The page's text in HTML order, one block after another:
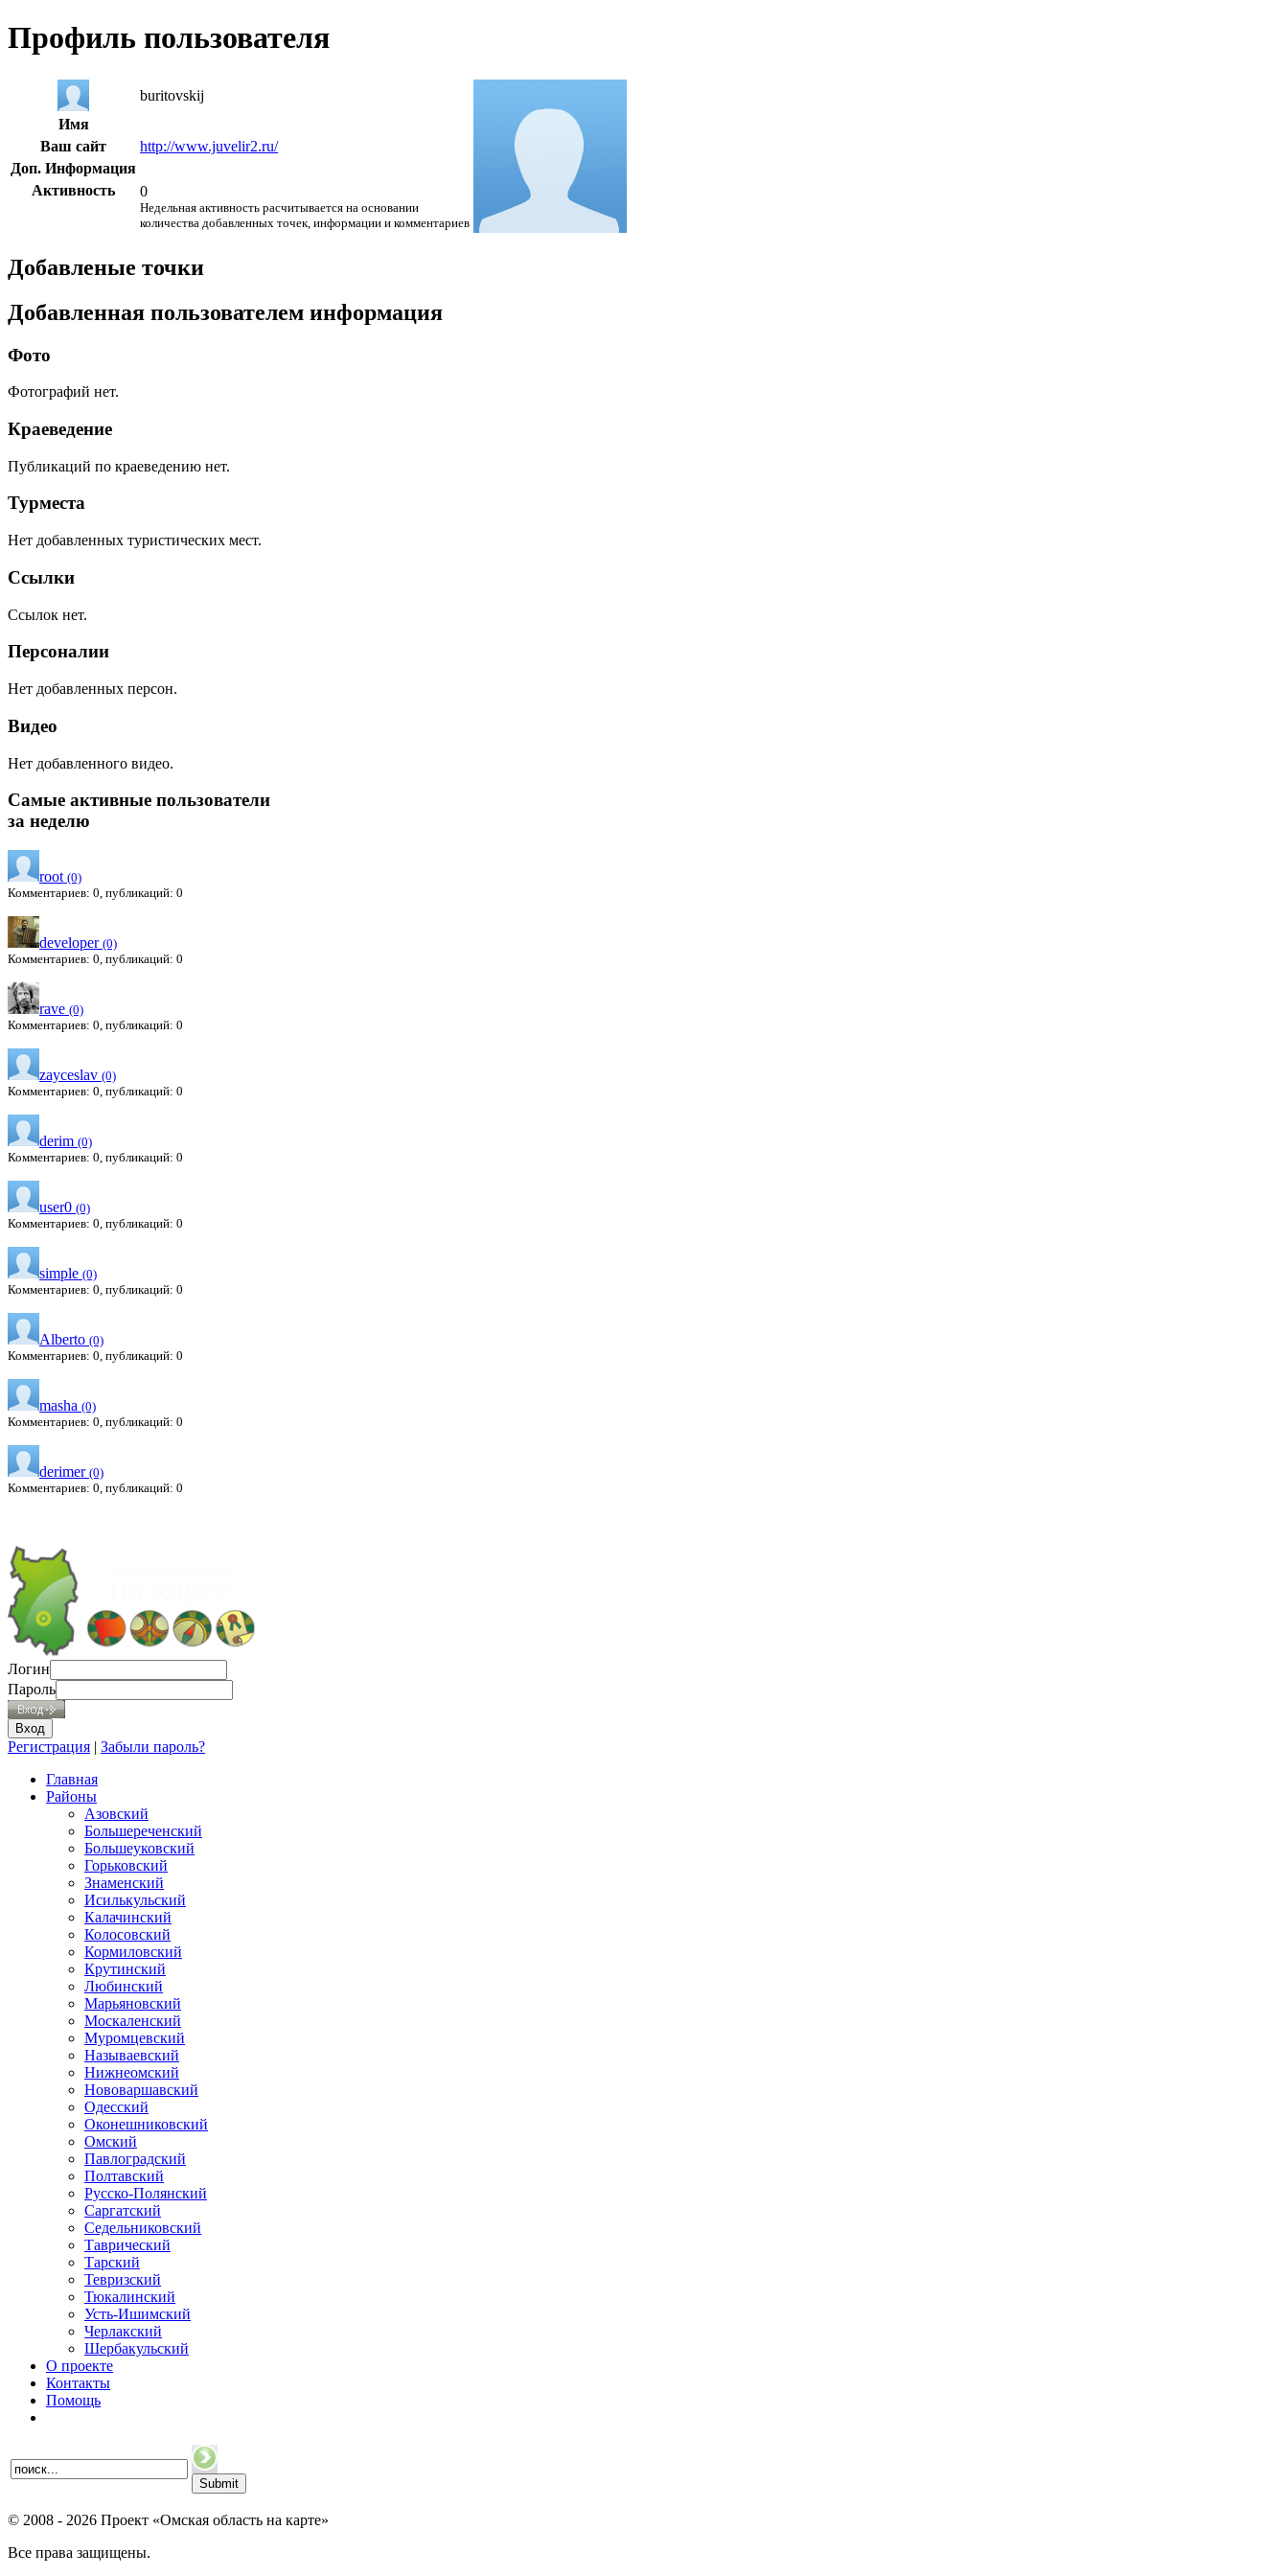
Профиль пользователя
buritovskij
Имя
Ваш сайт
http://www.juvelir2.ru/
Доп. Информация
Активность
0
Недельная активность расчитывается на основании
количества добавленных точек, информации и комментариев
Добавленые точки
Добавленная пользователем информация
Фото
Фотографий нет.
Краеведение
Публикаций по краеведению нет.
Турместа
Нет добавленных туристических мест.
Ссылки
Ссылок нет.
Персоналии
Нет добавленных персон.
Видео
Нет добавленного видео.
Самые активные пользователи
за неделю
root (0)
Комментариев: 0, публикаций: 0
developer (0)
Комментариев: 0, публикаций: 0
rave (0)
Комментариев: 0, публикаций: 0
zayceslav (0)
Комментариев: 0, публикаций: 0
derim (0)
Комментариев: 0, публикаций: 0
user0 (0)
Комментариев: 0, публикаций: 0
simple (0)
Комментариев: 0, публикаций: 0
Alberto (0)
Комментариев: 0, публикаций: 0
masha (0)
Комментариев: 0, публикаций: 0
derimer (0)
Комментариев: 0, публикаций: 0
Логин
Пароль
Регистрация | Забыли пароль?
Главная
Районы
Азовский
Большереченский
Большеуковский
Горьковский
Знаменский
Исилькульский
Калачинский
Колосовский
Кормиловский
Крутинский
Любинский
Марьяновский
Москаленский
Муромцевский
Называевский
Нижнеомский
Нововаршавский
Одесский
Оконешниковский
Омский
Павлоградский
Полтавский
Русско-Полянский
Саргатский
Седельниковский
Таврический
Тарский
Тевризский
Тюкалинский
Усть-Ишимский
Черлакский
Шербакульский
О проекте
Контакты
Помощь
© 2008 - 2026 Проект «Омская область на карте»
Все права защищены.